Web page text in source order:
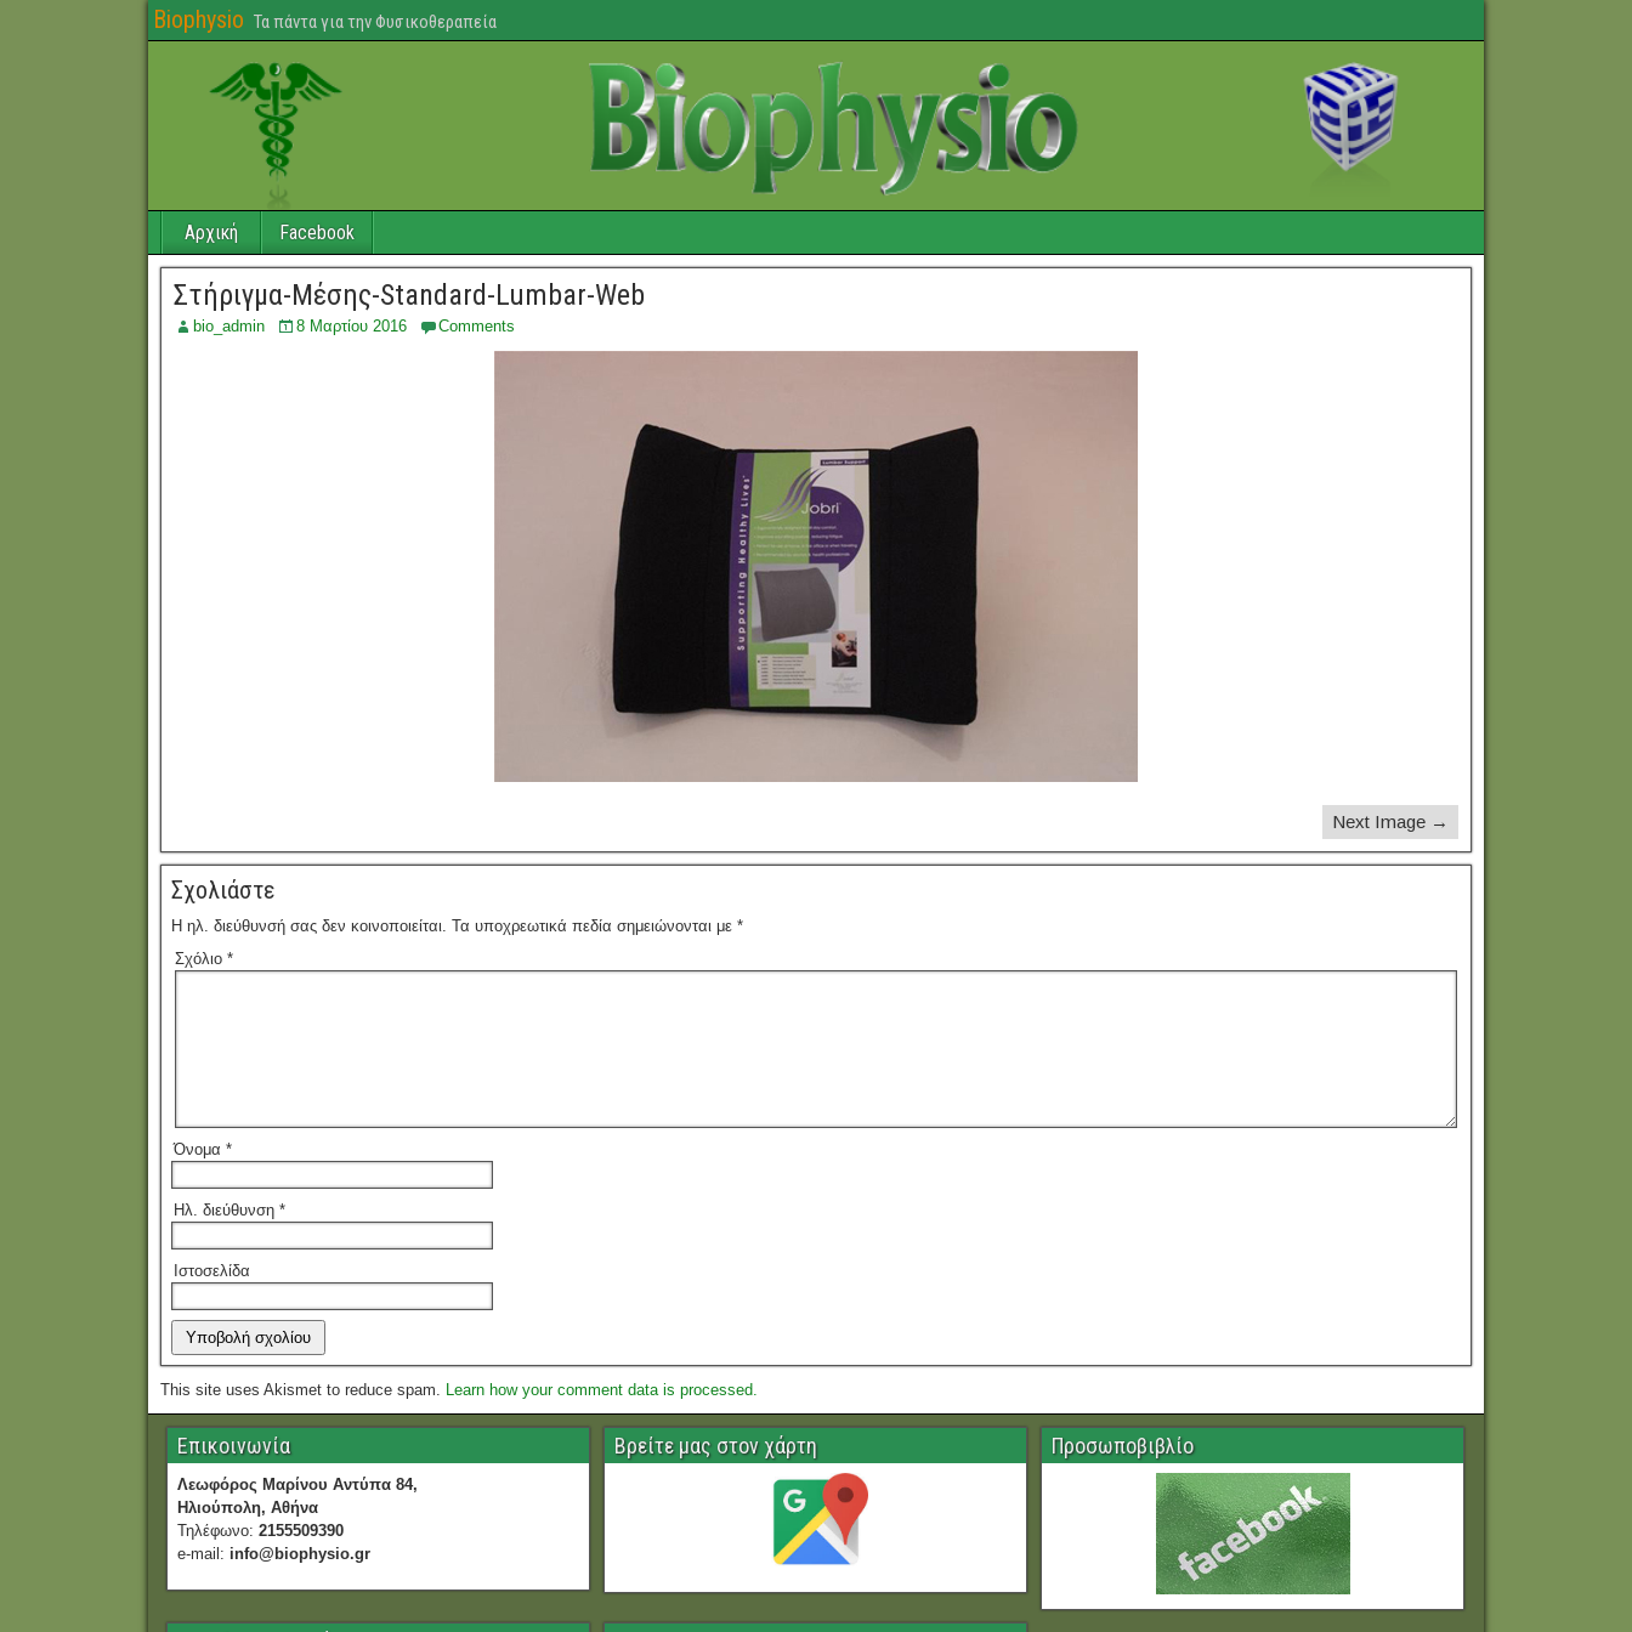
Biophysio Τα πάντα για την Φυσικοθεραπεία
Αρχική Facebook
Στήριγμα-Μέσης-Standard-Lumbar-Web
bio_admin 8 Μαρτίου 2016 Comments
Next Image →
Σχολιάστε
Η ηλ. διεύθυνσή σας δεν κοινοποιείται. Τα υποχρεωτικά πεδία σημειώνονται με *
Σχόλιο *
Όνομα *
Ηλ. διεύθυνση *
Ιστοσελίδα
This site uses Akismet to reduce spam. Learn how your comment data is processed.
Επικοινωνία
Λεωφόρος Μαρίνου Αντύπα 84,
Ηλιούπολη, Αθήνα
Τηλέφωνο:2155509390
e-mail: info@biophysio.gr
Βρείτε μας στον χάρτη Προσωποβιβλίο